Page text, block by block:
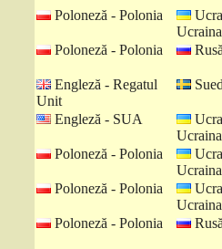
Poloneză - Polonia
Ucraina
Poloneză - Polonia
Engleză - Regatul
Unit
Engleză - SUA
Ucraina
Poloneză - Polonia
Ucraina
Poloneză - Polonia
Ucraina
Poloneză - Polonia